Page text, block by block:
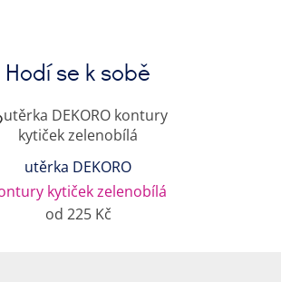
Hodí se k sobě
utěrka DEKORO
kytiček zelenobílá
od 225 Kč